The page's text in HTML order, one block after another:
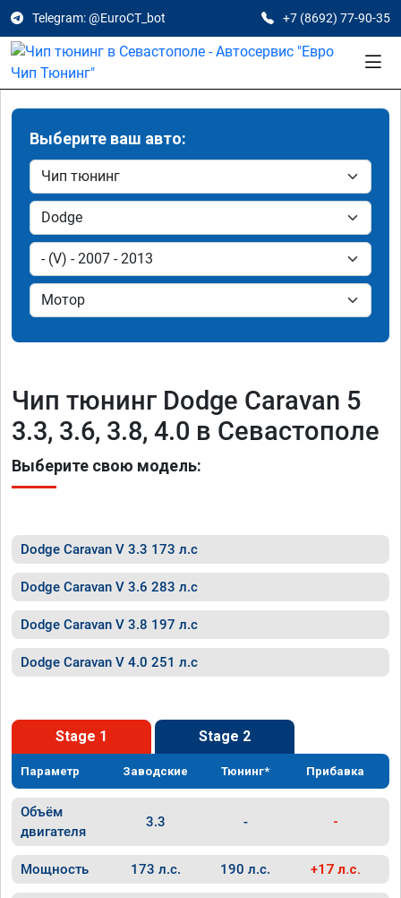
Telegram: @EuroCT_bot +7 (8692) 77-90-35
Выберите ваш авто:
Чип тюнинг Dodge Caravan 5
3.3, 3.6, 3.8, 4.0 в Севастополе
Выберите свою модель:
Dodge Caravan V 3.3 173 л.с
Dodge Caravan V 3.6 283 л.с
Dodge Caravan V 3.8 197 л.с
Dodge Caravan V 4.0 251 л.с
Stage 1 Stage 2
Параметр Заводские Тюнинг* Прибавка
Объём
двигателя
3.3 - -
Мощность 173 л.с. 190 л.с. +17 л.с.